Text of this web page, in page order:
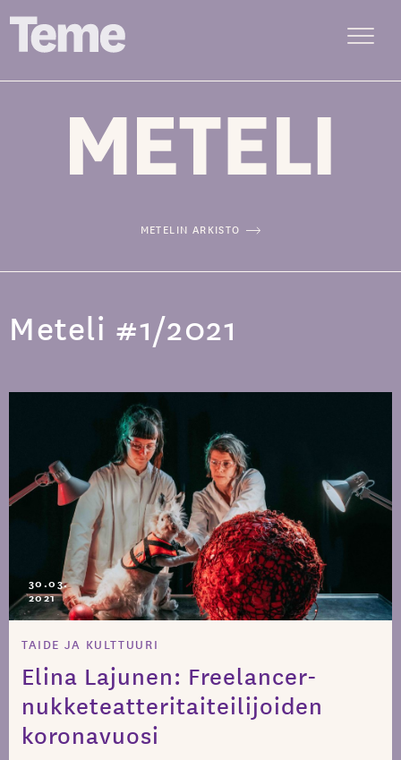
METELIN ARKISTO
Meteli #1/2021
30.03.
2021
TAIDE JA KULTTUURI
Elina Lajunen: Freelancer-
nukketeatteritaiteilijoiden
koronavuosi